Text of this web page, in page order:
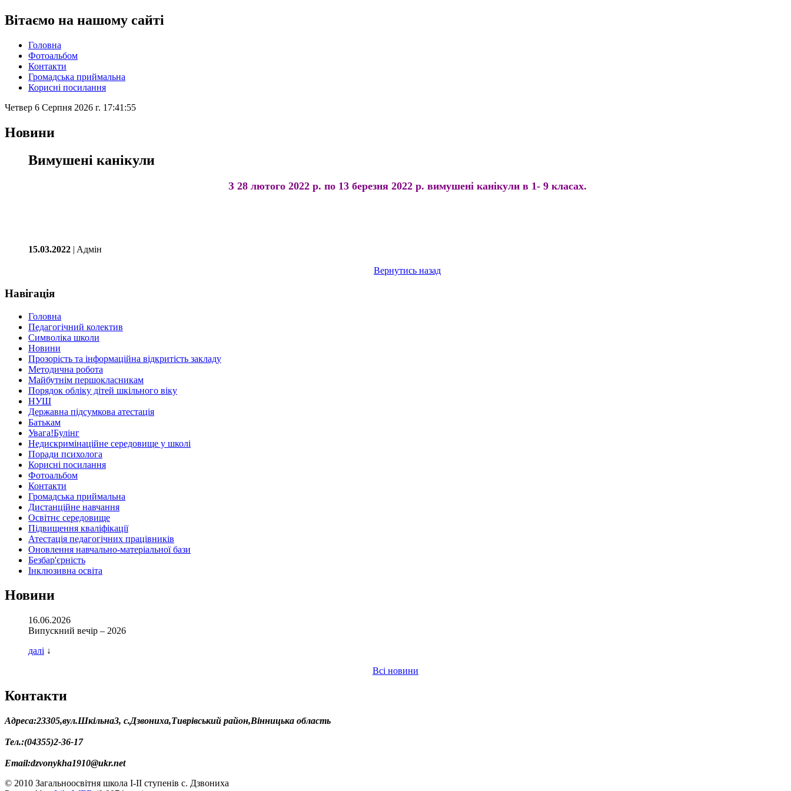
Вітаємо на нашому сайті
Головна
Фотоальбом
Контакти
Громадська приймальна
Корисні посилання
Четвер 6 Серпня 2026 г. 17:41:55
Новини
Вимушені канікули
З 28 лютого 2022 р. по 13 березня 2022 р. вимушені канікули в 1- 9 класах.
15.03.2022 | Aдмін
Вернутись назад
Навігація
Головна
Педагогічний колектив
Символіка школи
Новини
Прозорість та інформаційна відкритість закладу
Методична робота
Майбутнім першокласникам
Порядок обліку дітей шкільного віку
НУШ
Державна підсумкова атестація
Батькам
Увага!Булінг
Недискримінаційне середовище у школі
Поради психолога
Корисні посилання
Фотоальбом
Контакти
Громадська приймальна
Дистанційне навчання
Освітнє середовище
Підвищення кваліфікації
Атестація педагогічних працівників
Оновлення навчально-матеріальної бази
Безбар'єрність
Інклюзивна освіта
Новини
16.06.2026
Випускний вечір – 2026
далі ↓
Всі новини
Контакти
Адреса:23305,вул.Шкільна3, с.Дзвониха,Тиврівський район,Вінницька область
Тел.:(04355)2-36-17
Email:dzvonykha1910@ukr.net
© 2010 Загальноосвітня школа І-ІІ ступенів с. Дзвониха